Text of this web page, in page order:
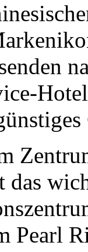
das
Pearl